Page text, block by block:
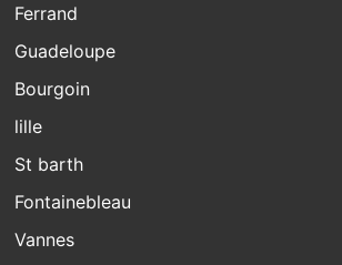
Ferrand
Guadeloupe
Bourgoin
lille
St barth
Fontainebleau
Vannes